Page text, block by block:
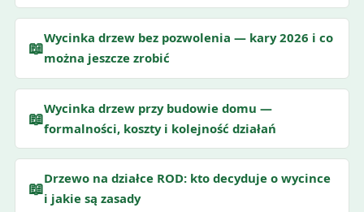
📖Wycinka drzew bez pozwolenia — kary 2026 i co
można jeszcze zrobić
📖Wycinka drzew przy budowie domu —
formalności, koszty i kolejność działań
📖Drzewo na działce ROD: kto decyduje o wycince
i jakie są zasady